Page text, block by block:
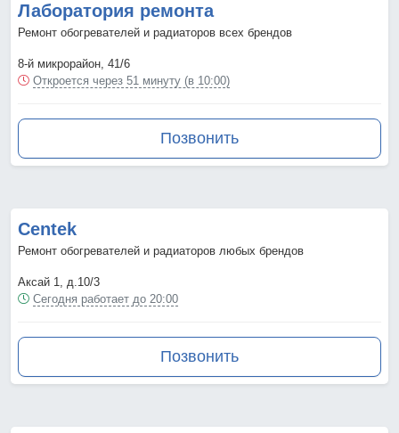
Лаборатория ремонта
Ремонт обогревателей и радиаторов всех брендов
8-й микрорайон, 41/6
Откроется через 51 минуту (в 10:00)
Позвонить
Centek
Ремонт обогревателей и радиаторов любых брендов
Аксай 1, д.10/3
Сегодня работает до 20:00
Позвонить